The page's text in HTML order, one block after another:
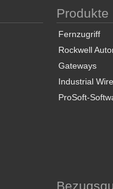
Produkte
Fernzugriff
Rockwell
Gateways
Industrial
ProSoft-